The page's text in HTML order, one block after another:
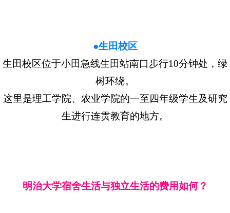
●生田校区
生田校区位于小田急线生田站南口步行10分钟处，绿
树环绕。
这里是理工学院、农业学院的一至四年级学生及研究
生进行连贯教育的地方。
明治大学宿舍生活与独立生活的费用如何？